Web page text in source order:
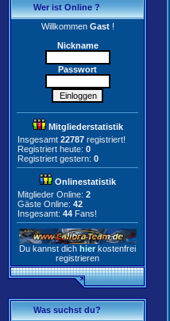
Wer ist Online ?
WillkommenGast!
Nickname
Passwort
Mitgliederstatistik
Insgesamt 22787 registriert!
Registriert heute: 0
Registriert gestern: 0
Onlinestatistik
Mitglieder Online: 2
Gäste Online: 42
Insgesamt: 44 Fans!
Du kannst dich hier kostenfrei
registrieren
Was suchst du?